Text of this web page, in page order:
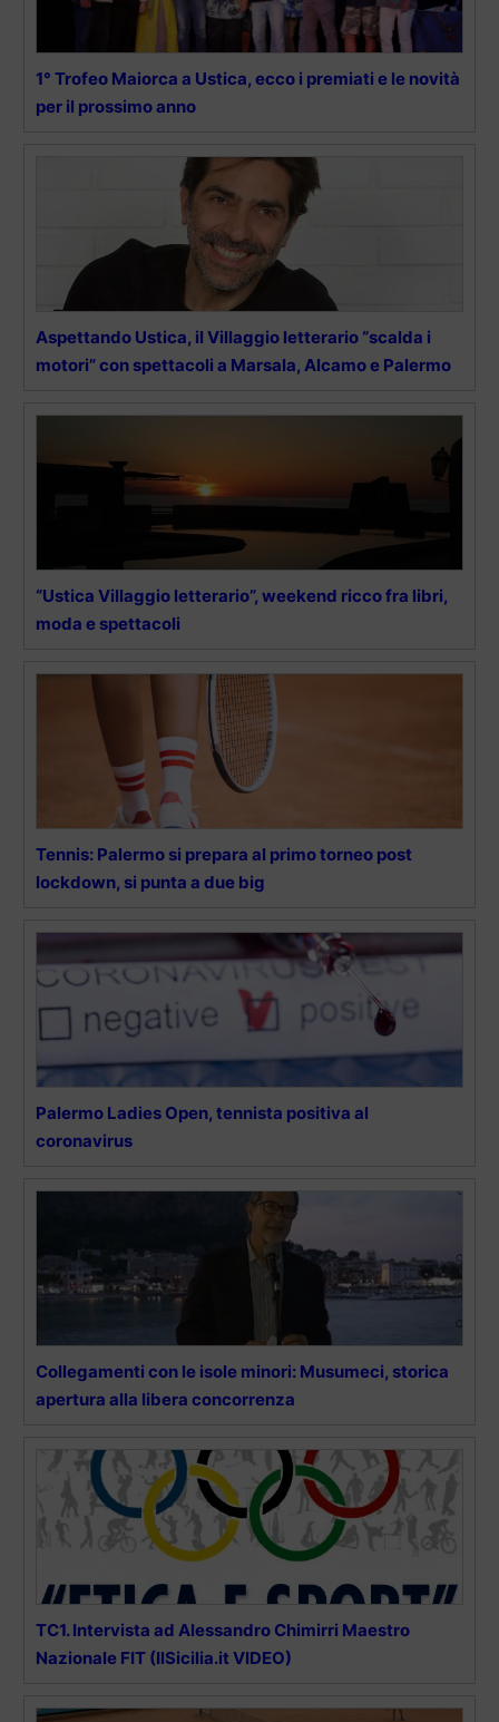
1° Trofeo Maiorca a Ustica, ecco i premiati e le novità
per il prossimo anno
Aspettando Ustica, il Villaggio letterario “scalda i
motori” con spettacoli a Marsala, Alcamo e Palermo
“Ustica Villaggio letterario”, weekend ricco fra libri,
moda e spettacoli
Tennis: Palermo si prepara al primo torneo post
lockdown, si punta a due big
Palermo Ladies Open, tennista positiva al
coronavirus
Collegamenti con le isole minori: Musumeci, storica
apertura alla libera concorrenza
TC1. Intervista ad Alessandro Chimirri Maestro
Nazionale FIT (IlSicilia.it VIDEO)